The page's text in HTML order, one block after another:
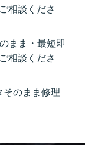
相談くださ
まま・最短即
相談くださ
のまま修理